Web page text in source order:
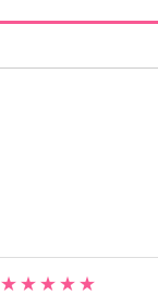
★★★★★